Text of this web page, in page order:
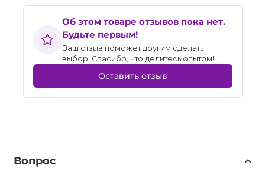
Об этом товаре отзывов пока нет.
Будьте первым!
Ваш отзыв поможет другим сделать
выбор. Спасибо, что делитесь опытом!
Оставить отзыв
Вопрос